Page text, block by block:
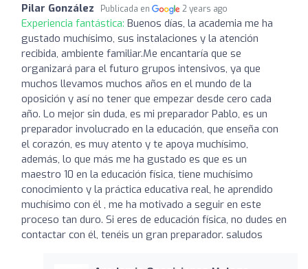
Pilar González Publicada en 2 years ago
Experiencia fantástica: Buenos días, la academia me ha
gustado muchísimo, sus instalaciones y la atención
recibida, ambiente familiar.Me encantaría que se
organizará para el futuro grupos intensivos, ya que
muchos llevamos muchos años en el mundo de la
oposición y así no tener que empezar desde cero cada
año. Lo mejor sin duda, es mi preparador Pablo, es un
preparador involucrado en la educación, que enseña con
el corazón, es muy atento y te apoya muchísimo,
además, lo que más me ha gustado es que es un
maestro 10 en la educación física, tiene muchísimo
conocimiento y la práctica educativa real, he aprendido
muchísimo con él , me ha motivado a seguir en este
proceso tan duro. Si eres de educación física, no dudes en
contactar con él, tenéis un gran preparador. saludos